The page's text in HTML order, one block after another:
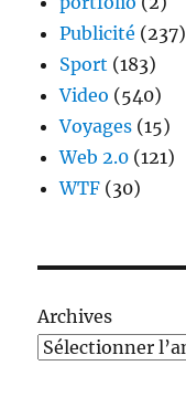
Publicité (237)
Sport (183)
Video (540)
Voyages (15)
Web 2.0 (121)
WTF (30)
Archives